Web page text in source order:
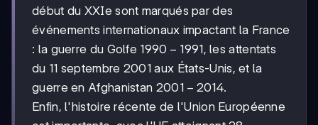
début du XXIe sont marqués par des
événements internationaux impactant la France
: la guerre du Golfe 1990-
1991
1990 − 1991, les attentats
du 11 septembre 2001 aux États-Unis, et la
guerre en Afghanistan 2001
-2014
2001 − 2014.
Enfin, l'histoire récente de l'Union Européenne